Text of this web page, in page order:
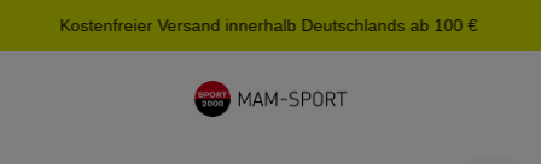
springen
Kostenfreier Versand innerhalb Deutschlands ab 100 €